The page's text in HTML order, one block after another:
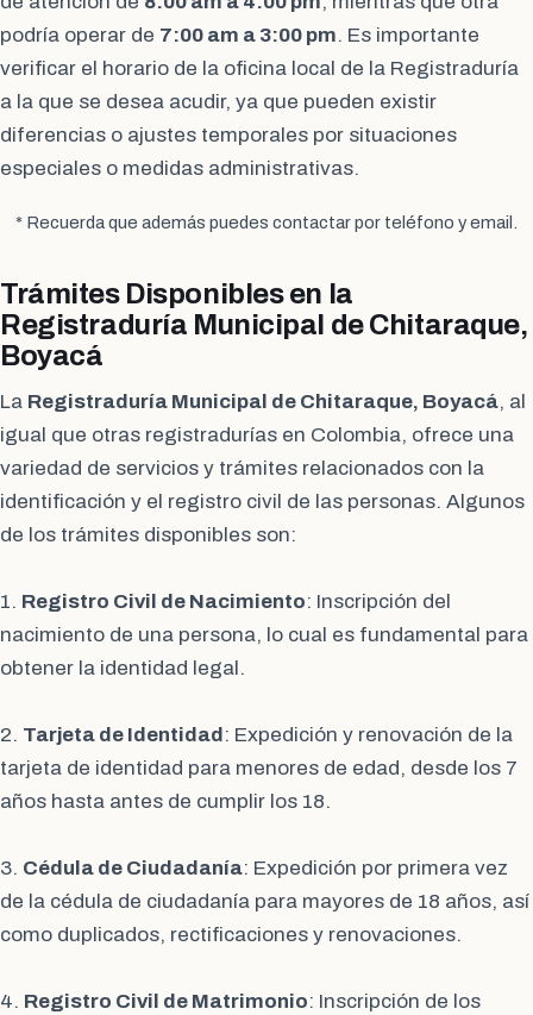
podría operar de 7:00 am a 3:00 pm. Es importante
verificar el horario de la oficina local de la Registraduría
a la que se desea acudir, ya que pueden existir
diferencias o ajustes temporales por situaciones
especiales o medidas administrativas.
* Recuerda que además puedes contactar por teléfono y email.
Trámites Disponibles en la
Registraduría Municipal de Chitaraque,
Boyacá
La Registraduría Municipal de Chitaraque, Boyacá, al
igual que otras registradurías en Colombia, ofrece una
variedad de servicios y trámites relacionados con la
identificación y el registro civil de las personas. Algunos
de los trámites disponibles son:
1. Registro Civil de Nacimiento: Inscripción del
nacimiento de una persona, lo cual es fundamental para
obtener la identidad legal.
2. Tarjeta de Identidad : Expedición y renovación de la
tarjeta de identidad para menores de edad, desde los 7
años hasta antes de cumplir los 18.
3. Cédula de Ciudadanía: Expedición por primera vez
de la cédula de ciudadanía para mayores de 18 años, así
como duplicados, rectificaciones y renovaciones.
4. Registro Civil de Matrimonio: Inscripción de los